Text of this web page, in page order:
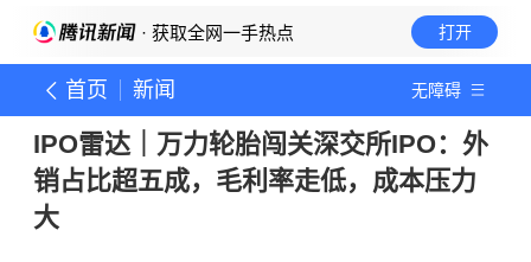
· 获取全网一手热点 打开
首页 新闻 无障碍
IPO雷达｜万力轮胎闯关深交所IPO：外
销占比超五成，毛利率走低，成本压力
大